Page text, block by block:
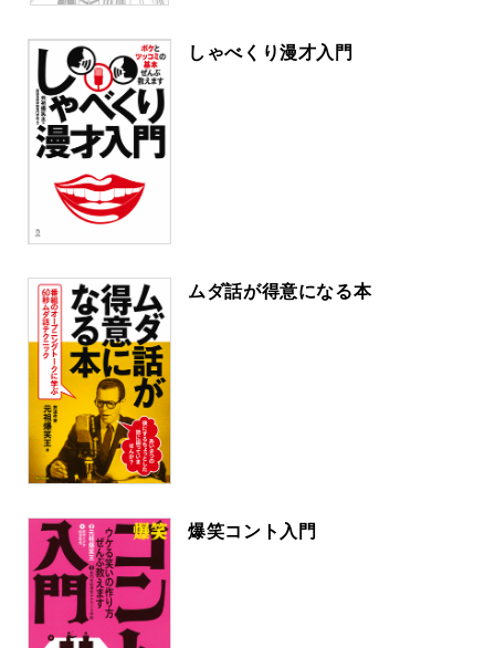
しゃべくり漫才入門
ムダ話が得意になる本
爆笑コント入門